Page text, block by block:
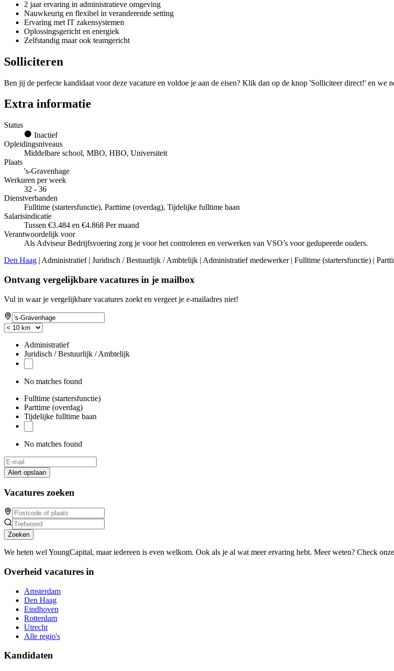
2 jaar ervaring in administratieve omgeving
Nauwkeurig en flexibel in veranderende setting
Ervaring met IT zakensystemen
Oplossingsgericht en energiek
Zelfstandig maar ook teamgericht
Solliciteren
Ben jij de perfecte kandidaat voor deze vacature en voldoe je aan de eisen? Klik dan op de knop 'Solliciteer direct!' en we
Extra informatie
Status
Inactief
Opleidingsniveaus
Middelbare school, MBO, HBO, Universiteit
Plaats
's-Gravenhage
Werkuren per week
32 - 36
Dienstverbanden
Fulltime (startersfunctie), Parttime (overdag), Tijdelijke fulltime baan
Salarisindicatie
Tussen €3.484 en €4.868 Per maand
Verantwoordelijk voor
Als Adviseur Bedrijfsvoering zorg je voor het controleren en verwerken van VSO’s voor gedupeerde ouders.
Den Haag | Administratief | Juridisch / Bestuurlijk / Ambtelijk | Administratief medewerker | Fulltime (startersfunctie) |
Ontvang vergelijkbare vacatures in je mailbox
Vul in waar je vergelijkbare vacatures zoekt en vergeet je e-mailadres niet!
Administratief
Juridisch / Bestuurlijk / Ambtelijk
No matches found
Fulltime (startersfunctie)
Parttime (overdag)
Tijdelijke fulltime baan
No matches found
Alert opslaan
Vacatures zoeken
Zoeken
We heten wel YoungCapital, maar iedereen is even welkom. Ook als je al wat meer ervaring hebt. Meer weten? Check
Overheid vacatures in
Amsterdam
Den Haag
Eindhoven
Rotterdam
Utrecht
Alle regio's
Kandidaten